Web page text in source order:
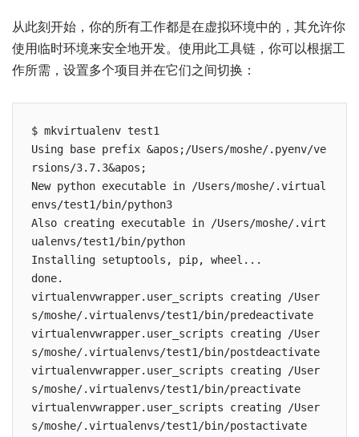
从此刻开始，你的所有工作都是在虚拟环境中的，其允许你
使用临时环境来安全地开发。使用此工具链，你可以根据工
作所需，设置多个项目并在它们之间切换：
$ mkvirtualenv test1
Using base prefix &apos;/Users/moshe/.pyenv/ve
rsions/3.7.3&apos;
New python executable in /Users/moshe/.virtual
envs/test1/bin/python3
Also creating executable in /Users/moshe/.virt
ualenvs/test1/bin/python
Installing setuptools, pip, wheel...
done.
virtualenvwrapper.user_scripts creating /User
s/moshe/.virtualenvs/test1/bin/predeactivate
virtualenvwrapper.user_scripts creating /User
s/moshe/.virtualenvs/test1/bin/postdeactivate
virtualenvwrapper.user_scripts creating /User
s/moshe/.virtualenvs/test1/bin/preactivate
virtualenvwrapper.user_scripts creating /User
s/moshe/.virtualenvs/test1/bin/postactivate